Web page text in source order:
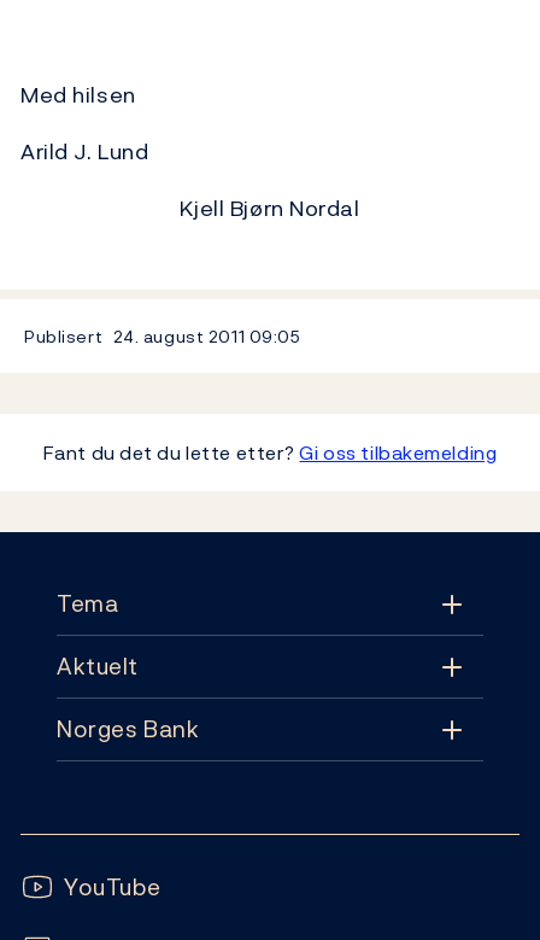
Med hilsen
Arild J. Lund
Kjell Bjørn Nordal
Publisert 24. august 2011 09:05
Fant du det du lette etter?Gi oss tilbakemelding
Tema
Tema
Pengepolitikk
Sedler og mynter
Aktuelt
Aktuelt
Publikasjoner
Norges Bank
Abonnement
Følg oss:
YouTube